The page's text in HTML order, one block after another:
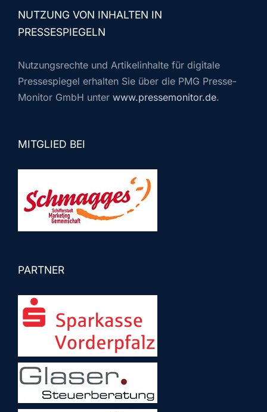
NUTZUNG VON INHALTEN IN
PRESSESPIEGELN
Nutzungsrechte und Artikelinhalte für digitale
Pressespiegel erhalten Sie über die PMG Presse-
Monitor GmbH unter www.pressemonitor.de.
MITGLIED BEI
PARTNER